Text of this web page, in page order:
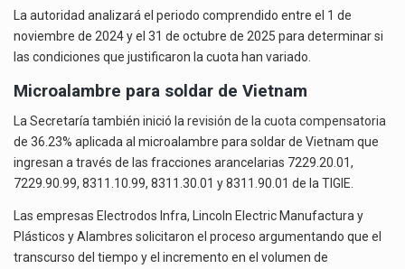
La autoridad analizará el periodo comprendido entre el 1 de
noviembre de 2024 y el 31 de octubre de 2025 para determinar si
las condiciones que justificaron la cuota han variado.
Microalambre para soldar de Vietnam
La Secretaría también inició la revisión de la cuota compensatoria
de 36.23% aplicada al microalambre para soldar de Vietnam que
ingresan a través de las fracciones arancelarias 7229.20.01,
7229.90.99, 8311.10.99, 8311.30.01 y 8311.90.01 de la TIGIE.
Las empresas Electrodos Infra, Lincoln Electric Manufactura y
Plásticos y Alambres solicitaron el proceso argumentando que el
transcurso del tiempo y el incremento en el volumen de